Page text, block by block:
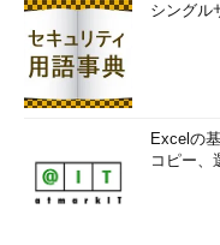
RemoteFXの内部的なア
ていただきたい。
シングル
Excelの
コピー、